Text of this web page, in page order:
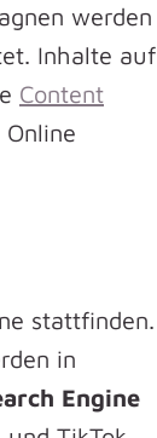
werden
Inhalte auf
Content
stattfinden.
in
Engine